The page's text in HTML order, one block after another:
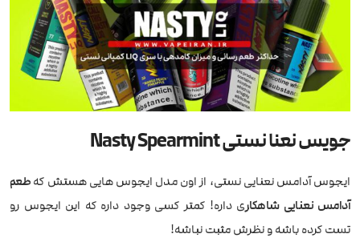
جویس نعنا نستی Nasty Spearmint
ایجوس آدامس نعنایی نستی، از اون مدل ایجوس هایی هستش کهطعم
آدامس نعنایی شاهکاری داره! کمتر کسی وجود داره که این ایجوس رو
تست کرده باشه و نظرش مثبت نباشه!